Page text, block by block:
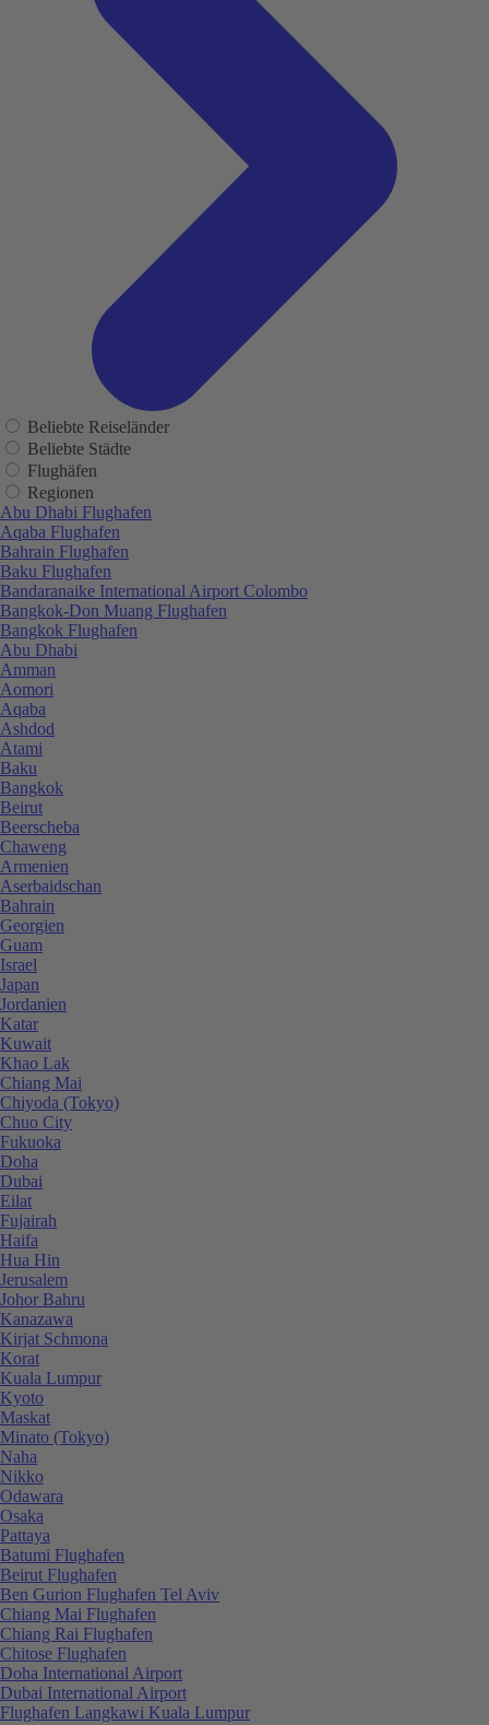
Beliebte Reiseländer
Beliebte Städte
Flughäfen
Regionen
Abu Dhabi Flughafen
Aqaba Flughafen
Bahrain Flughafen
Baku Flughafen
Bandaranaike International Airport Colombo
Bangkok-Don Muang Flughafen
Bangkok Flughafen
Abu Dhabi
Amman
Aomori
Aqaba
Ashdod
Atami
Baku
Bangkok
Beirut
Beerscheba
Chaweng
Armenien
Aserbaidschan
Bahrain
Georgien
Guam
Israel
Japan
Jordanien
Katar
Kuwait
Khao Lak
Chiang Mai
Chiyoda (Tokyo)
Chuo City
Fukuoka
Doha
Dubai
Eilat
Fujairah
Haifa
Hua Hin
Jerusalem
Johor Bahru
Kanazawa
Kirjat Schmona
Korat
Kuala Lumpur
Kyoto
Maskat
Minato (Tokyo)
Naha
Nikko
Odawara
Osaka
Pattaya
Batumi Flughafen
Beirut Flughafen
Ben Gurion Flughafen Tel Aviv
Chiang Mai Flughafen
Chiang Rai Flughafen
Chitose Flughafen
Doha International Airport
Dubai International Airport
Flughafen Langkawi Kuala Lumpur